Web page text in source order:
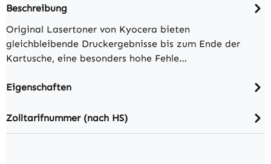
Beschreibung
Original Lasertoner von Kyocera bieten
gleichbleibende Druckergebnisse bis zum Ende der
Kartusche, eine besonders hohe Fehle…
Eigenschaften
Zolltarifnummer (nach HS)